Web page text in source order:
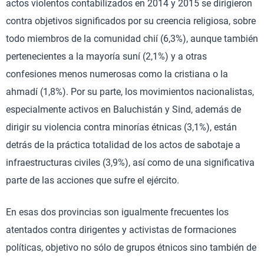
actos violentos contabilizados en 2014 y 2015 se dirigieron
contra objetivos significados por su creencia religiosa, sobre
todo miembros de la comunidad chií (6,3%), aunque también
pertenecientes a la mayoría suní (2,1%) y a otras
confesiones menos numerosas como la cristiana o la
ahmadí (1,8%). Por su parte, los movimientos nacionalistas,
especialmente activos en Baluchistán y Sind, además de
dirigir su violencia contra minorías étnicas (3,1%), están
detrás de la práctica totalidad de los actos de sabotaje a
infraestructuras civiles (3,9%), así como de una significativa
parte de las acciones que sufre el ejército.
En esas dos provincias son igualmente frecuentes los
atentados contra dirigentes y activistas de formaciones
políticas, objetivo no sólo de grupos étnicos sino también de